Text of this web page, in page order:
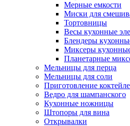
Мерные емкости
Миски для
Тортовницы
Весы кухонные
Блендеры
Миксеры
Планетарные
Мельницы для перца
Мельницы для соли
Приготовление
Ведро для шампанского
Кухонные ножницы
Штопоры для вина
Открывалки